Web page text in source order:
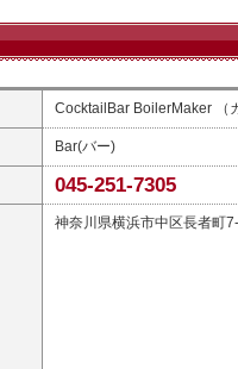
CocktailBar BoilerMaker （
Bar(バー)
045-251-7305
神奈川県横浜市中区長者町